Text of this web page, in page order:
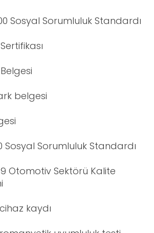
Sosyal Sorumluluk Standardı
belgesi
Sosyal Sorumluluk Standardı
Otomotiv Sektörü Kalite
kaydı